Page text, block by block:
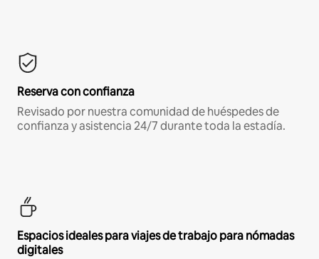
Reserva con confianza
Revisado por nuestra comunidad de huéspedes de
confianza y asistencia 24/7 durante toda la estadía.
Espacios ideales para viajes de trabajo para nómadas
digitales